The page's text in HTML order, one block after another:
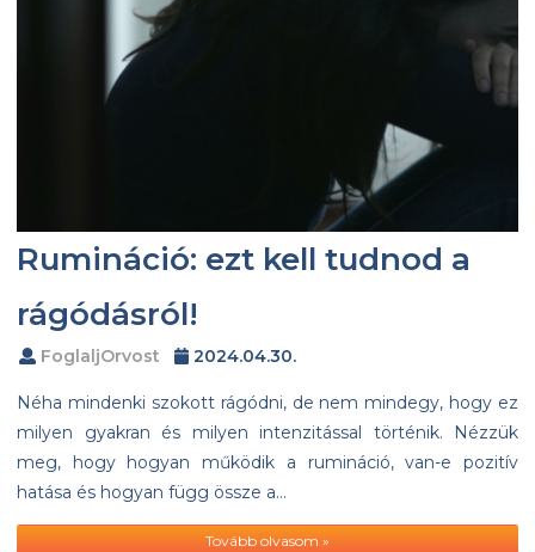
Rumináció: ezt kell tudnod a
rágódásról!
FoglaljOrvost 2024.04.30.
Néha mindenki szokott rágódni, de nem mindegy, hogy ez
milyen gyakran és milyen intenzitással történik. Nézzük
meg, hogy hogyan működik a rumináció, van-e pozitív
hatása és hogyan függ össze a…
Tovább olvasom »